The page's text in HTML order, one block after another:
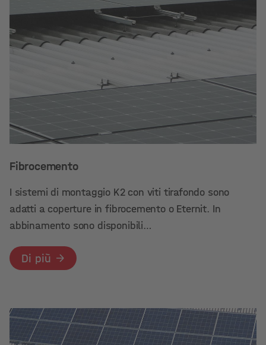
Fibrocemento
I sistemi di montaggio K2 con viti tirafondo sono
adatti a coperture in fibrocemento o Eternit. In
abbinamento sono disponibili…
Di più